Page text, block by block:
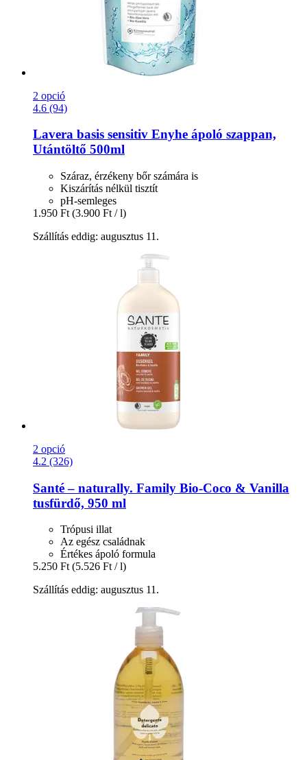
2 opció
4.6 (94)
Lavera basis sensitiv Enyhe ápoló szappan,
Utántöltő 500ml
Száraz, érzékeny bőr számára is
Kiszárítás nélkül tisztít
pH-semleges
1.950 Ft (3.900 Ft / l)
Szállítás eddig: augusztus 11.
2 opció
4.2 (326)
Santé – naturally. Family Bio-​Coco & Vanilla
tusfürdő, 950 ml
Trópusi illat
Az egész családnak
Értékes ápoló formula
5.250 Ft (5.526 Ft / l)
Szállítás eddig: augusztus 11.